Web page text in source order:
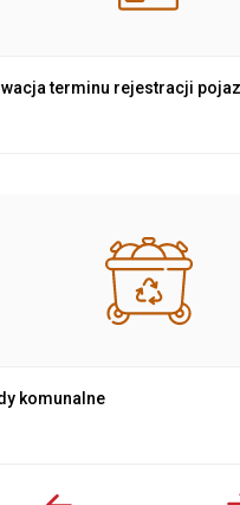
terminu rejestracji
komunalne